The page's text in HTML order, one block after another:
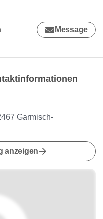
Message
Garmisch-
anzeigen